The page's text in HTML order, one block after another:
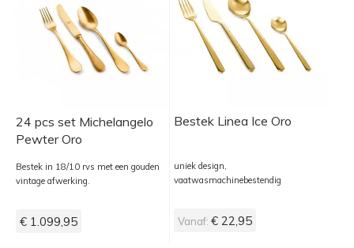
24 pcs set Michelangelo
Pewter Oro
Bestek in 18/10 rvs met een gouden
vintage afwerking.
€ 1.099,95
Bestek Linea Ice Oro
uniek design,
vaatwasmachinebestendig
Vanaf: € 22,95